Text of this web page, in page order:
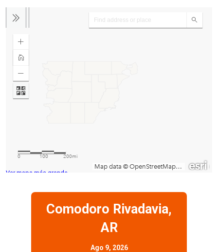
Ver mapa más grande
Comodoro Rivadavia,
AR
Ago 9, 2026